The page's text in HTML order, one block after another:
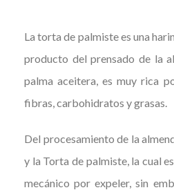
La torta de palmiste es una
producto del prensado de la
palma aceitera, es muy rica
fibras, carbohidratos y grasas.
Del procesamiento de la
y la Torta de palmiste, la cual
mecánico por expeler, sin